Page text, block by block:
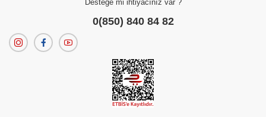
Desteğe mi ihtiyacınız var ?
0(850) 840 84 82